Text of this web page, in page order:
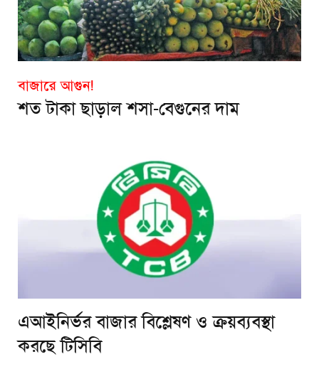
বাজারে আগুন!
শত টাকা ছাড়াল শসা-বেগুনের দাম
এআইনির্ভর বাজার বিশ্লেষণ ও ক্রয়ব্যবস্থা
করছে টিসিবি